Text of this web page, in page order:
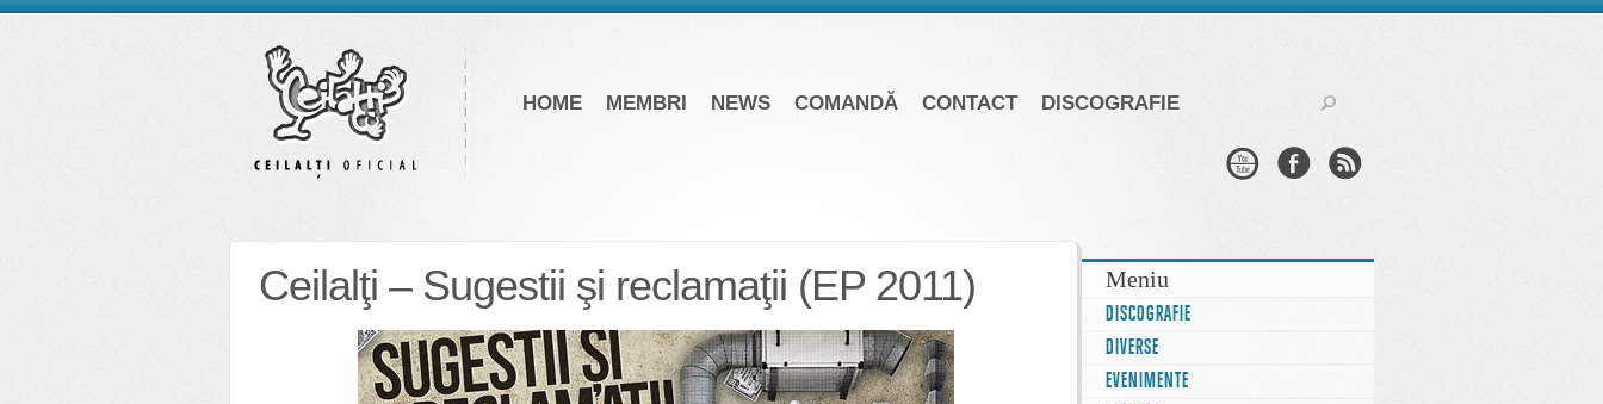
HOME MEMBRI NEWS COMANDĂ CONTACT DISCOGRAFIE
Ceilalţi – Sugestii şi reclamaţii (EP 2011) Meniu
DISCOGRAFIE
DIVERSE
EVENIMENTE